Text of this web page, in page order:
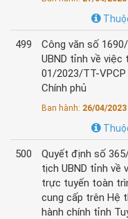
499
Công văn số
UBND tỉnh về
01/2023/TT-
Chính phủ
Ban hành: 26/04/2023
500
Quyết định số
tịch UBND tỉnh về
trực tuyến toàn
cung cấp trên Hệ
hành chính tỉnh